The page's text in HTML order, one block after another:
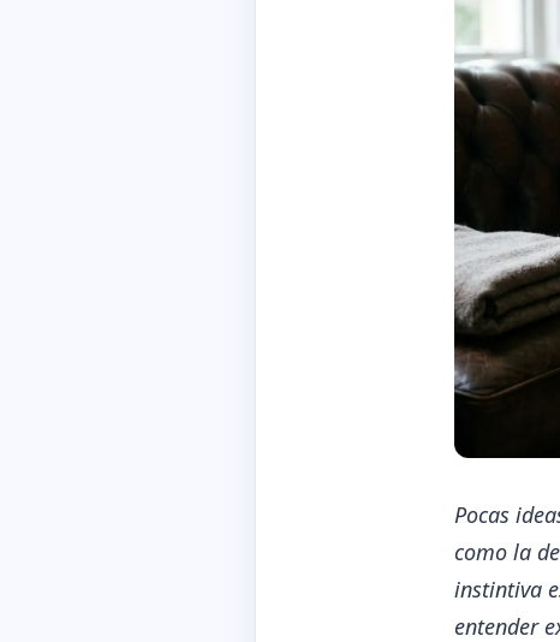
Pocas
como la
instintiva
entender